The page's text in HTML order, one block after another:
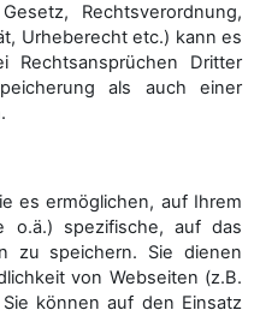
Rechtsverordnung,
Urheberecht etc.) kann es
Rechtsansprüchen Dritter
als auch einer
es ermöglichen, auf Ihrem
o.ä.) spezifische, auf das
zu speichern. Sie dienen
von Webseiten (z.B.
können auf den Einsatz